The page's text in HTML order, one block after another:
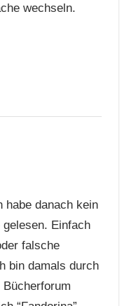
wechseln.
habe danach kein
Einfach
falsche
bin damals durch